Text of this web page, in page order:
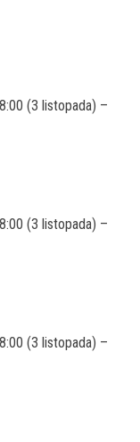
(3 listopada) –
(3 listopada) –
(3 listopada) –